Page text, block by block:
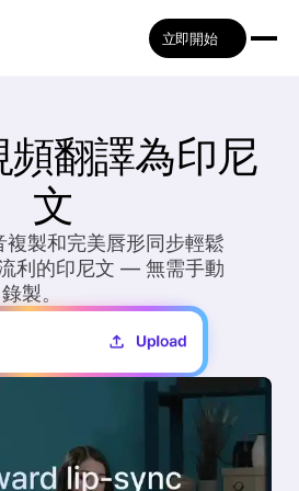
立即開始
頻翻譯為印尼
文
製和完美唇形同步輕鬆
利的印尼文 — 無需手動
錄製。